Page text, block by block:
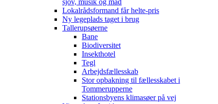
sjov, musik og mad
Lokalrådsformand får helte-pris
Ny legeplads taget i brug
Tallerupsøerne
Bane
Biodiversitet
Insekthotel
Tegl
Arbejdsfællesskab
Stor opbakning til fællesskabet i
Tommerupperne
Stationsbyens klimasøer på vej